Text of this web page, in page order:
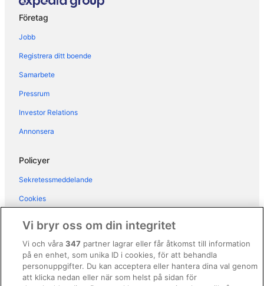
Hotell i Viareggio
Hotell i Vicopisano
Hotell i Vorno
Bostäder i Livorno
Hotell i Livorno
Lägenhetshotell i Livorno
Villor i Livorno
Hotell i Lucca
Hotell i närheten av Lutande tornet
Hotell i Pisa
Lägenhetsresorter i Pisa
Företag
Jobb
Registrera ditt boende
Samarbete
Pressrum
Investor Relations
Annonsera
Policyer
Sekretessmeddelande
Cookies
Regler och villkor för Vrbo
Tillgänglighetsanpassning
Vi bryr oss om din integritet
Vi och våra347 partner lagrar eller får åtkomst till information
på en enhet, som unika ID i cookies, för att behandla
personuppgifter. Du kan acceptera eller hantera dina val genom
att klicka nedan eller när som helst på sidan för